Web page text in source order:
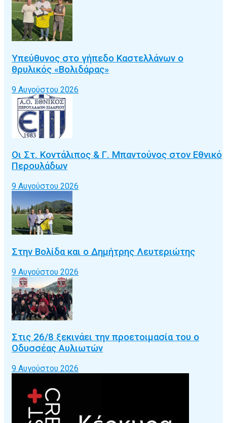
Υπεύθυνος στο γήπεδο Καστελλάνων ο
θρυλικός «Βολιδάρας»
9 Αυγούστου 2026
Οι Στ. Κοντάλιπος & Γ. Μπαντούνος στον Εθνικό
Περουλάδων
9 Αυγούστου 2026
Στην Βολίδα και ο Δημήτρης Λευτεριώτης
9 Αυγούστου 2026
Στις 26/8 ξεκινάει την προετοιμασία του ο
Οδυσσέας Αυλιωτών
9 Αυγούστου 2026